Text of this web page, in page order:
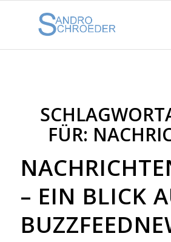
FÜR:
– EIN BLICK